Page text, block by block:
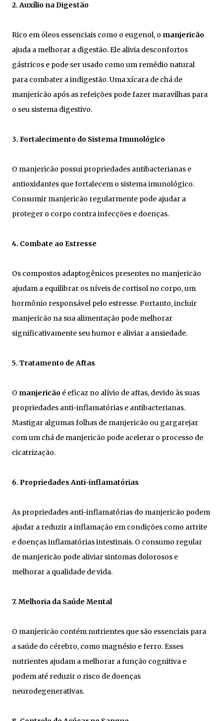
2. Auxílio na Digestão
Rico em óleos essenciais como o eugenol, o manjericão
ajuda a melhorar a digestão. Ele alivia desconfortos
gástricos e pode ser usado como um remédio natural
para combater a indigestão. Uma xícara de chá de
manjericão após as refeições pode fazer maravilhas para
o seu sistema digestivo.
3. Fortalecimento do Sistema Imunológico
O manjericão possui propriedades antibacterianas e
antioxidantes que fortalecem o sistema imunológico.
Consumir manjericão regularmente pode ajudar a
proteger o corpo contra infecções e doenças.
4. Combate ao Estresse
Os compostos adaptogênicos presentes no manjericão
ajudam a equilibrar os níveis de cortisol no corpo, um
hormônio responsável pelo estresse. Portanto, incluir
manjericão na sua alimentação pode melhorar
significativamente seu humor e aliviar a ansiedade.
5. Tratamento de Aftas
O manjericão é eficaz no alívio de aftas, devido às suas
propriedades anti-inflamatórias e antibacterianas.
Mastigar algumas folhas de manjericão ou gargarejar
com um chá de manjericão pode acelerar o processo de
cicatrização.
6. Propriedades Anti-inflamatórias
As propriedades anti-inflamatórias do manjericão podem
ajudar a reduzir a inflamação em condições como artrite
e doenças inflamatórias intestinais. O consumo regular
de manjericão pode aliviar sintomas dolorosos e
melhorar a qualidade de vida.
7. Melhoria da Saúde Mental
O manjericão contém nutrientes que são essenciais para
a saúde do cérebro, como magnésio e ferro. Esses
nutrientes ajudam a melhorar a função cognitiva e
podem até reduzir o risco de doenças
neurodegenerativas.